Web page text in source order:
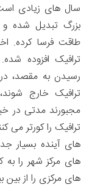
سال های زیادی
بزرگ تبدیل شده
طاقت فرسا کرده.
ترافیک افزوده
رسیدن به مقصد،
ترافیک خارج
مجبورند مدتی در
ترافیک را کورتر
های آینده بسیار
های مرکز شهر را
های مرکزی را از بین